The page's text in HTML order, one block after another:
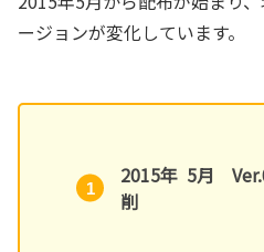
ージョンが変化しています。
2015年 5月
削